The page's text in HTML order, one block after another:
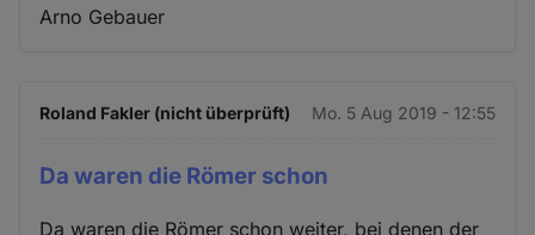
Arno Gebauer
Roland Fakler (nicht überprüft) Mo. 5 Aug 2019 - 12:55
Da waren die Römer schon
Da waren die Römer schon weiter, bei denen der